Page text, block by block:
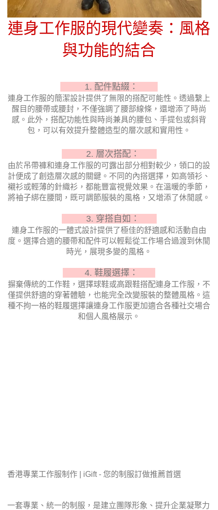
連身工作服的現代變奏：風格
與功能的結合
1. 配件點綴：
連身工作服的簡潔設計提供了無限的搭配可能性。透過繫上
醒目的腰帶或腰封，不僅強調了腰部線條，還增添了時尚
感。此外，搭配功能性與時尚兼具的腰包、手提包或斜背
包，可以有效提升整體造型的層次感和實用性。
2. 層次搭配：
由於吊帶褲和連身工作服的可露出部分相對較少，領口的設
計便成了創造層次感的關鍵。不同的內搭選擇，如高領衫、
襯衫或輕薄的針織衫，都能豐富視覺效果。在溫暖的季節，
將袖子綁在腰間，既可調節服裝的風格，又增添了休閒感。
3. 穿搭自如：
連身工作服的一體式設計提供了極佳的舒適感和活動自由
度。選擇合適的腰帶和配件可以輕鬆從工作場合過渡到休閒
時光，展現多變的風格。
4. 鞋履選擇：
摒棄傳統的工作鞋，選擇球鞋或高跟鞋搭配連身工作服，不
僅提供舒適的穿著體驗，也能完全改變服裝的整體風格。這
種不拘一格的鞋履選擇讓連身工作服更加適合各種社交場合
和個人風格展示。
香港專業工作服制作 | iGift - 您的制服訂做推薦首選
一套專業、統一的制服，是建立團隊形象、提升企業凝聚力